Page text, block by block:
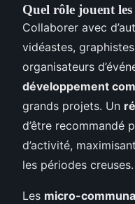
Quel rôle jouent
Collaborer avec
vidéastes,
organisateurs
développement
grands projets. Un
d’être recommandé
d’activité,
les périodes creuses.
Les micro-